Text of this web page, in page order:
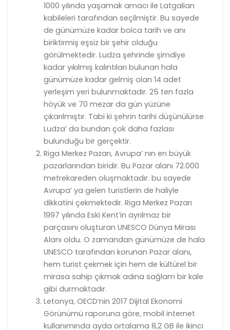
1000 yılında yaşamak amacı ile Latgalian
kabileleri tarafından seçilmiştir. Bu sayede
de günümüze kadar bolca tarih ve anı
biriktirmiş eşsiz bir şehir olduğu
görülmektedir. Ludza şehrinde şimdiye
kadar yıkılmış kalıntıları bulunan hala
günümüze kadar gelmiş olan 14 adet
yerleşim yeri bulunmaktadır. 25 ten fazla
höyük ve 70 mezar da gün yüzüne
çıkarılmıştır. Tabi ki şehrin tarihi düşünülürse
Ludza’ da bundan çok daha fazlası
bulunduğu bir gerçektir.
Riga Merkez Pazarı, Avrupa’ nın en büyük
pazarlarından biridir. Bu Pazar alanı 72.000
metrekareden oluşmaktadır. bu sayede
Avrupa’ ya gelen turistlerin de haliyle
dikkatini çekmektedir. Riga Merkez Pazarı
1997 yılında Eski Kent’in ayrılmaz bir
parçasını oluşturan UNESCO Dünya Mirası
Alanı oldu. O zamandan günümüze de hala
UNESCO tarafından korunan Pazar alanı,
hem turist çekmek için hem de kültürel bir
mirasa sahip çıkmak adına sağlam bir kale
gibi durmaktadır.
Letonya, OECD’nin 2017 Dijital Ekonomi
Görünümü raporuna göre, mobil internet
kullanımında ayda ortalama 8,2 GB ile ikinci